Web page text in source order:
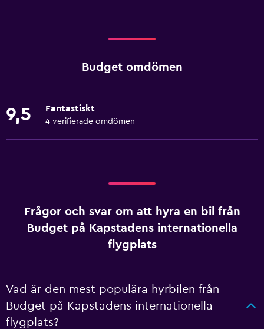
Budget omdömen
9,5 Fantastiskt
4 verifierade omdömen
Frågor och svar om att hyra en bil från
Budget på Kapstadens internationella
flygplats
Vad är den mest populära hyrbilen från
Budget på Kapstadens internationella
flygplats?